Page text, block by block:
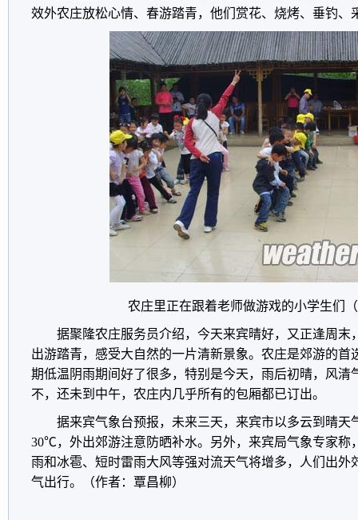
效外农庄放松心情、春游踏青，他们赏花、烧烤、垂钓、
农庄里正在跟着老师做游戏的小学生们
据聚隆农庄服务员介绍，今天来宾晴好，又正逢周末
出游踏青，感受大自然的一片清新景象。农庄是郊游的首
期低温阴雨期间好了很多，特别是今天，雨后初晴，风清
不，还未到中午，农庄内几乎所有的包厢都已订出。
据来宾气象台预报，未来三天，来宾市以多云到晴天
30℃，外出郊游注意防晒补水。另外，来宾局气象专家称
雨和冰雹、短时雷雨大风等强对流天气将增多，人们出外
气出行。（作者：覃昌柳）